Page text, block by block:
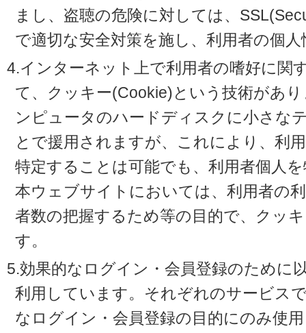
まし、盗聴の危険に対しては、
で適切な安全対策を施し、利用者の個
4.インターネット上で利用者の嗜好に関
て、クッキー(Cookie)という技術があ
ンピュータのハードディスクに小さな
とで援用されますが、これにより、利
特定することは可能でも、利用者個人
本ウェブサイトにおいては、利用者の
者数の把握するため等の目的で、クッ
す。
5.効果的なログイン・会員登録のために
利用しています。それぞれのサービス
なログイン・会員登録の目的にのみ使